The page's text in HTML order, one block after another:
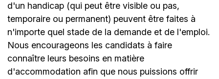
d'un handicap (qui peut être visible ou pas,
temporaire ou permanent) peuvent être faites à
n'importe quel stade de la demande et de l'emploi.
Nous encourageons les candidats à faire
connaître leurs besoins en matière
d'accommodation afin que nous puissions offrir